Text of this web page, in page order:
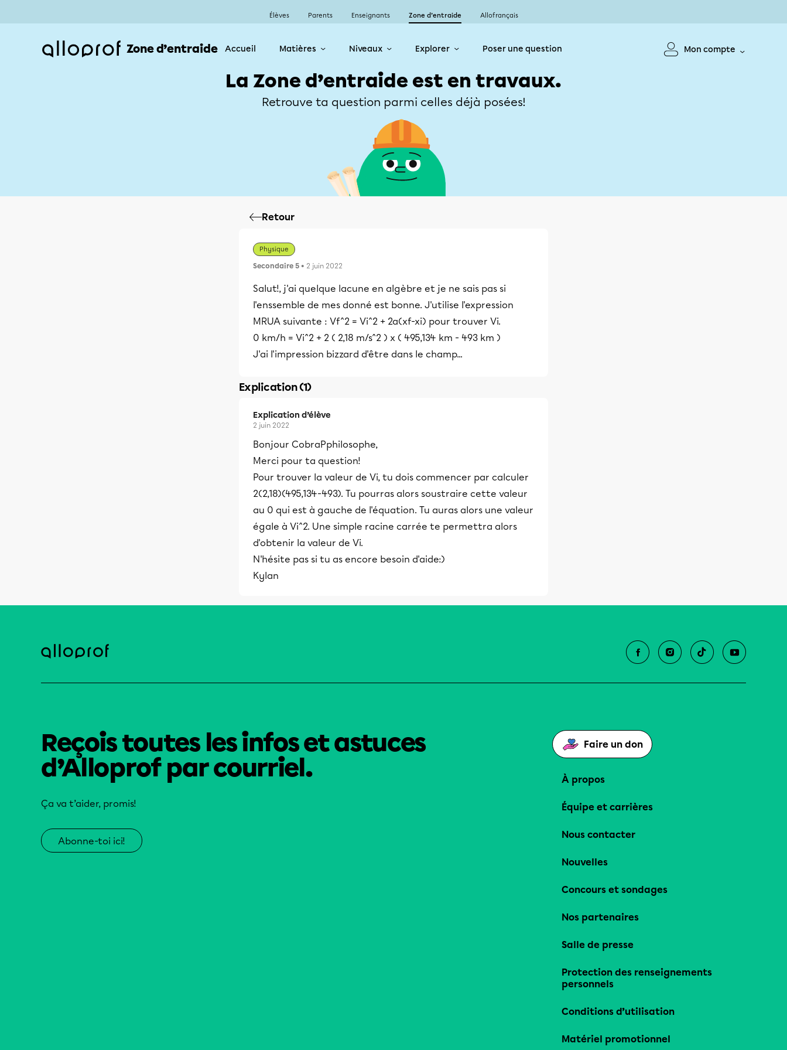
Élèves Parents Enseignants Zone d’entraide Allofrançais
Zone d’entraide Accueil Matières Niveaux Explorer Poser une question Mon compte
La Zone d’entraide est en travaux.
Retrouve ta question parmi celles déjà posées!
Retour
Physique
Secondaire 5 • 2 juin 2022
Salut!, j'ai quelque lacune en algèbre et je ne sais pas si
l'enssemble de mes donné est bonne. J'utilise l'expression
MRUA suivante : Vf^2 = Vi^2 + 2a(xf-xi) pour trouver Vi.
0 km/h = Vi^2 + 2 ( 2,18 m/s^2 ) x ( 495,134 km - 493 km )
J'ai l'impression bizzard d'être dans le champ...
Explication (1)
Explication d’élève
2 juin 2022
Bonjour CobraPphilosophe,
Merci pour ta question!
Pour trouver la valeur de Vi, tu dois commencer par calculer
2(2,18)(495,134-493). Tu pourras alors soustraire cette valeur
au 0 qui est à gauche de l'équation. Tu auras alors une valeur
égale à Vi^2. Une simple racine carrée te permettra alors
d'obtenir la valeur de Vi.
N'hésite pas si tu as encore besoin d'aide:)
Kylan
Reçois toutes les infos et astuces
d’Alloprof par courriel.
Ça va t’aider, promis!
Abonne-toi ici!
Faire un don
À propos
Équipe et carrières
Nous contacter
Nouvelles
Concours et sondages
Nos partenaires
Salle de presse
Protection des renseignements
personnels
Conditions d’utilisation
Matériel promotionnel